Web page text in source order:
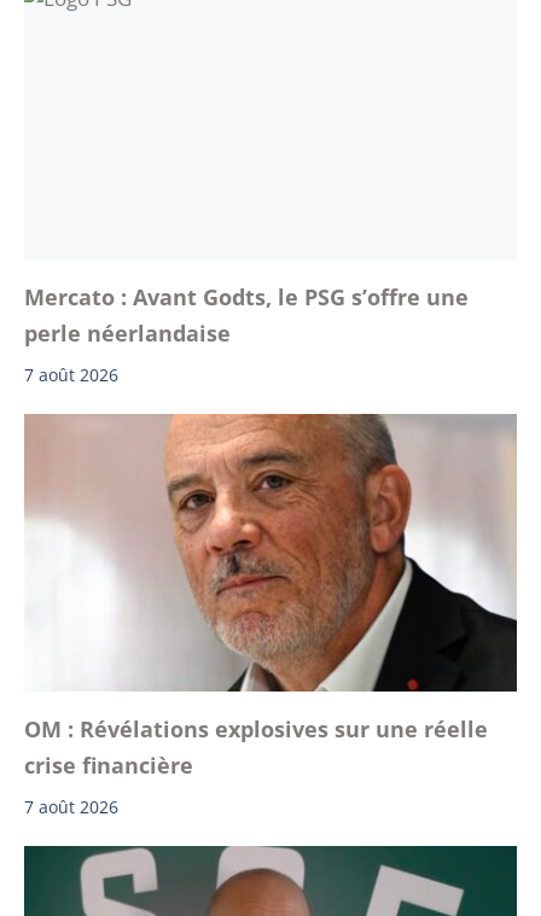
Mercato : Avant Godts, le PSG s’offre une
perle néerlandaise
7 août 2026
OM : Révélations explosives sur une réelle
crise financière
7 août 2026